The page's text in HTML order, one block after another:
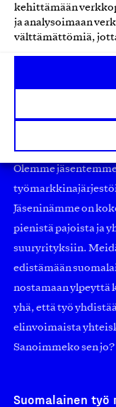
kehittämään
ja analysoimaan
välttämättömiä,
Olemme
Jäseninämme on
pienistä pajoista ja
suuryrityksiin.
edistämään
nostamaan ylpeyttä
yhä, että työ
elinvoimaista
Sanoimmeko sen jo?
Suomalainen työ